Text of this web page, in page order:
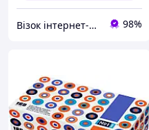
Візок інтернет-магазин 98%